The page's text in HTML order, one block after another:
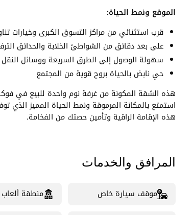
الموقع ونمط الحياة:
قرب استثنائي من مراكز التسوق الكبرى وخيارات
على بعد دقائق من الشواطئ الخلابة والحدائق
سهولة الوصول إلى الطرق السريعة ووسائل
حي نابض بالحياة بروح قوية من المجتمع
هذه الشقة المكونة من غرفة نوم واحدة للبيع في
استمتع بالمكانة المرموقة ونمط الحياة المميز الذي
هذه الإقامة الراقية وتأمين حصتك من الفخامة.
المرافق والخدمات
موقف سيارة خاص منطقة